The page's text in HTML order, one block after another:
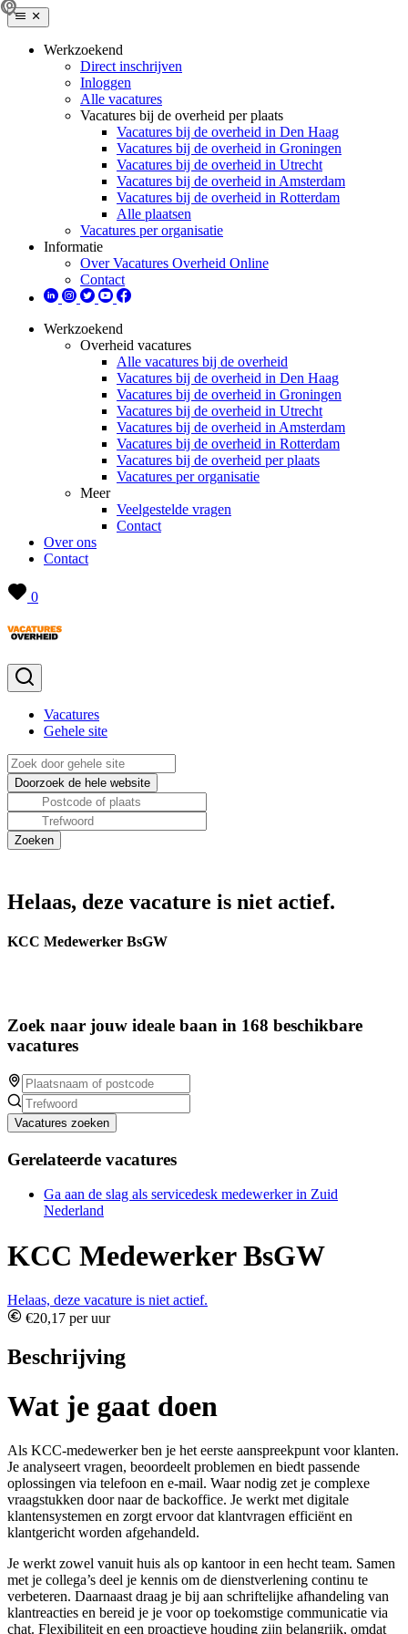
Werkzoekend
Direct inschrijven
Inloggen
Alle vacatures
Vacatures bij de overheid per plaats
Vacatures bij de overheid in Den Haag
Vacatures bij de overheid in Groningen
Vacatures bij de overheid in Utrecht
Vacatures bij de overheid in Amsterdam
Vacatures bij de overheid in Rotterdam
Alle plaatsen
Vacatures per organisatie
Informatie
Over Vacatures Overheid Online
Contact
Werkzoekend
Overheid vacatures
Alle vacatures bij de overheid
Vacatures bij de overheid in Den Haag
Vacatures bij de overheid in Groningen
Vacatures bij de overheid in Utrecht
Vacatures bij de overheid in Amsterdam
Vacatures bij de overheid in Rotterdam
Vacatures bij de overheid per plaats
Vacatures per organisatie
Meer
Veelgestelde vragen
Contact
Over ons
Contact
0
Vacatures
Gehele site
Helaas, deze vacature is niet actief.
KCC Medewerker BsGW
Zoek naar jouw ideale baan in 168 beschikbare
vacatures
Vacatures zoeken
Gerelateerde vacatures
Ga aan de slag als servicedesk medewerker in Zuid
Nederland
KCC Medewerker BsGW
Helaas, deze vacature is niet actief.
€20,17 per uur
Beschrijving
Wat je gaat doen
Als KCC-medewerker ben je het eerste aanspreekpunt voor klanten.
Je analyseert vragen, beoordeelt problemen en biedt passende
oplossingen via telefoon en e-mail. Waar nodig zet je complexe
vraagstukken door naar de backoffice. Je werkt met digitale
klantensystemen en zorgt ervoor dat klantvragen efficiënt en
klantgericht worden afgehandeld.
Je werkt zowel vanuit huis als op kantoor in een hecht team. Samen
met je collega’s deel je kennis om de dienstverlening continu te
verbeteren. Daarnaast draag je bij aan schriftelijke afhandeling van
klantreacties en bereid je je voor op toekomstige communicatie via
chat. Flexibiliteit en een proactieve houding zijn belangrijk, omdat